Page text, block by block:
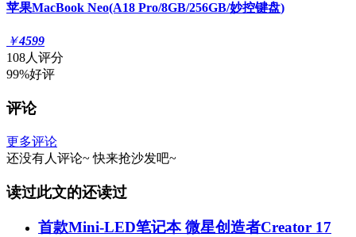
苹果MacBook Neo(A18 Pro/8GB/256GB/妙控键盘)
￥4599
108人评分
99%好评
评论
更多评论
还没有人评论~ 快来抢沙发吧~
读过此文的还读过
首款Mini-LED笔记本 微星创造者Creator 17